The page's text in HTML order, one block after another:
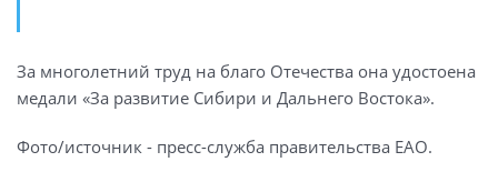
За многолетний труд на благо Отечества она удостоена
медали «За развитие Сибири и Дальнего Востока».
Фото/источник - пресс-служба правительства ЕАО.